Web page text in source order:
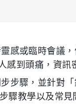
感或臨時會議
感到頭痛，資訊
步驟，並針對
驟教學以及常見